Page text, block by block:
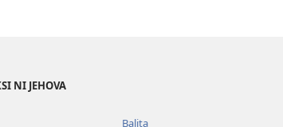
NI JEHOVA
Balita